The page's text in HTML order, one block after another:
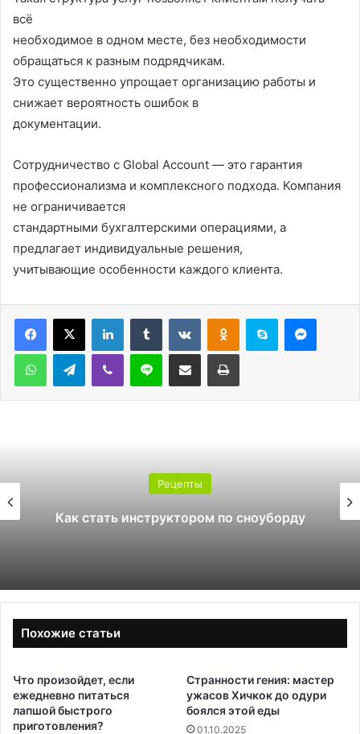
всё
необходимое в одном месте, без необходимости
обращаться к разным подрядчикам.
Это существенно упрощает организацию работы и
снижает вероятность ошибок в
документации.
Сотрудничество с Global Account — это гарантия
профессионализма и комплексного подхода. Компания
не ограничивается
стандартными бухгалтерскими операциями, а
предлагает индивидуальные решения,
учитывающие особенности каждого клиента.
LinkedInTumblr ВконтактеОдноклассники
Skype
WhatsAppTelegramViber Line Поделиться через электронную почту Печатать
по сноуборду
Какой
Похожие статьи
Что произойдет, если
ежедневно питаться
лапшой быстрого
приготовления?
Странности гения: мастер
ужасов Хичкок до одури
боялся этой еды
01.10.2025